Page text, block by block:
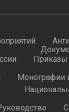
Приказы
Монографии